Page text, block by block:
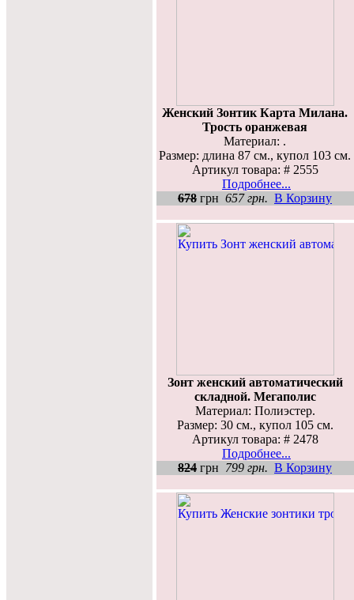
Женский Зонтик Карта Милана.
Трость оранжевая
Материал: .
Размер: длина 87 см., купол 103 см.
Артикул товара: # 2555
Подробнее...
678 грн 657 грн. В Корзину
Зонт женский автоматический
складной. Мегаполис
Материал: Полиэстер.
Размер: 30 см., купол 105 см.
Артикул товара: # 2478
Подробнее...
824 грн 799 грн. В Корзину